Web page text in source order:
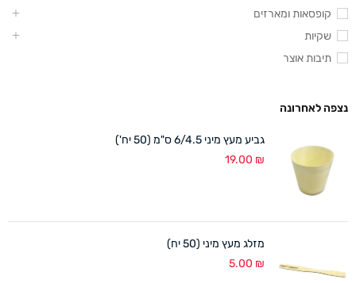
קופסאות ומארזים
שקיות
תיבות אוצר
נצפה לאחרונה
גביע מעץ מיני 6/4.5 ס"מ (50 יח')
19.00 ₪
מזלג מעץ מיני (50 יח)
5.00 ₪